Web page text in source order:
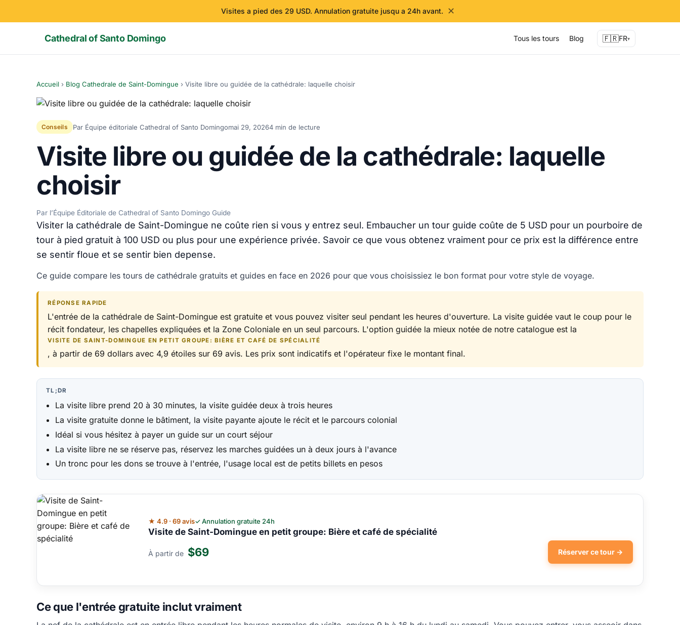
Visites a pied des 29 USD. Annulation gratuite jusqu a 24h avant. ✕
Cathedral of Santo Domingo Tous les tours Blog 🇫🇷FR▾
Accueil › Blog Cathedrale de Saint-Domingue › Visite libre ou guidée de la cathédrale: laquelle choisir
Conseils Par Équipe éditoriale Cathedral of Santo Domingomai 29, 20264 min de lecture
Visite libre ou guidée de la cathédrale: laquelle
choisir
Par l’Équipe Éditoriale de Cathedral of Santo Domingo Guide
Visiter la cathédrale de Saint-Domingue ne coûte rien si vous y entrez seul. Embaucher un tour guide coûte de 5 USD pour un pourboire de
tour à pied gratuit à 100 USD ou plus pour une expérience privée. Savoir ce que vous obtenez vraiment pour ce prix est la différence entre
se sentir floue et se sentir bien depense.
Ce guide compare les tours de cathédrale gratuits et guides en face en 2026 pour que vous choisissiez le bon format pour votre style de voyage.
RÉPONSE RAPIDE
L'entrée de la cathédrale de Saint-Domingue est gratuite et vous pouvez visiter seul pendant les heures d'ouverture. La visite guidée vaut le coup pour le
récit fondateur, les chapelles expliquées et la Zone Coloniale en un seul parcours. L'option guidée la mieux notée de notre catalogue est la
VISITE DE SAINT-DOMINGUE EN PETIT GROUPE: BIÈRE ET CAFÉ DE SPÉCIALITÉ
, à partir de 69 dollars avec 4,9 étoiles sur 69 avis. Les prix sont indicatifs et l'opérateur fixe le montant final.
TL;DR
La visite libre prend 20 à 30 minutes, la visite guidée deux à trois heures
La visite gratuite donne le bâtiment, la visite payante ajoute le récit et le parcours colonial
Idéal si vous hésitez à payer un guide sur un court séjour
La visite libre ne se réserve pas, réservez les marches guidées un à deux jours à l'avance
Un tronc pour les dons se trouve à l'entrée, l'usage local est de petits billets en pesos
★ 4.9 · 69 avis✓ Annulation gratuite 24h
Visite de Saint-Domingue en petit groupe: Bière et café de spécialité
À partir de $69 Réserver ce tour →
Ce que l'entrée gratuite inclut vraiment